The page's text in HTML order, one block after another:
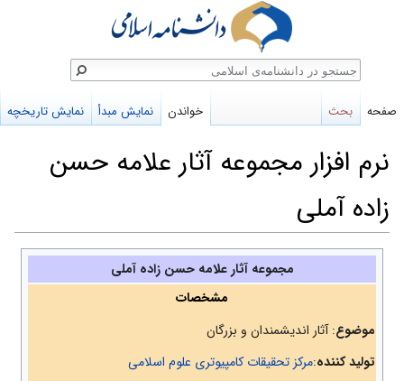
نرم افزار مجموعه آثار علامه حسن
زاده آملی
پرش
پرش
مجموعه آثار علامه حسن زاده آملی
مشخصات
موضوع: آثار اندیشمندان و بزرگان
تولید کننده:مرکز تحقیقات کامپیوتری علوم اسلامی
صفحه بحث خواندن نمایش مبدأ نمایش تاریخچه
جستجو